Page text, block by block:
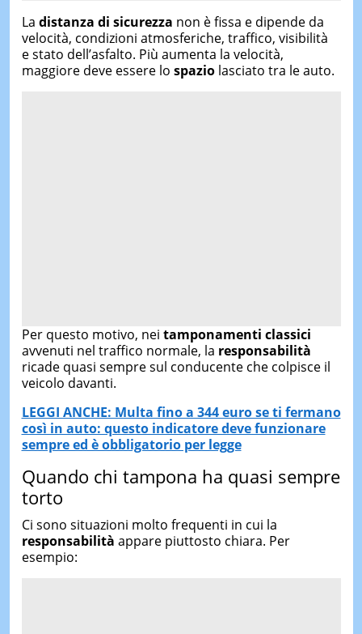
La distanza di sicurezza non è fissa e dipende da
velocità, condizioni atmosferiche, traffico, visibilità
e stato dell’asfalto. Più aumenta la velocità,
maggiore deve essere lo spaziolasciato tra le auto.
Per questo motivo, nei tamponamenti classici
avvenuti nel traffico normale, la responsabilità
ricade quasi sempre sul conducente che colpisce il
veicolo davanti.
LEGGI ANCHE: Multa fino a 344 euro se ti fermano
così in auto: questo indicatore deve funzionare
sempre ed è obbligatorio per legge
Quando chi tampona ha quasi sempre
torto
Ci sono situazioni molto frequenti in cui la
responsabilità appare piuttosto chiara. Per
esempio: